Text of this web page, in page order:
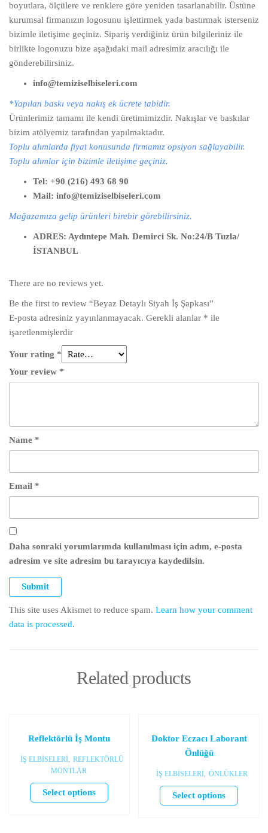
boyutlara, ölçülere ve renklere göre yeniden tasarlanabilir. Üstüne
kurumsal firmanızın logosunu işlettirmek yada bastırmak isterseniz
bizimle iletişime geçiniz. Sipariş verdiğiniz ürün bilgileriniz ile
birlikte logonuzu bize aşağıdaki mail adresimiz aracılığı ile
gönderebilirsiniz.
info@temiziselbiseleri.com
*Yapılan baskı veya nakış ek ücrete tabidir.
Ürünlerimiz tamamı ile kendi üretimimizdir. Nakışlar ve baskılar
bizim atölyemiz tarafından yapılmaktadır.
Toplu alımlarda fiyat konusunda firmamız opsiyon sağlayabilir.
Toplu alımlar için bizimle iletişime geçiniz.
Tel: +90 (216) 493 68 90
Mail: info@temiziselbiseleri.com
Mağazamıza gelip ürünleri birebir görebilirsiniz.
ADRES: Aydıntepe Mah. Demirci Sk. No:24/B Tuzla/
İSTANBUL
There are no reviews yet.
Be the first to review “Beyaz Detaylı Siyah İş Şapkası”
E-posta adresiniz yayınlanmayacak. Gerekli alanlar * ile
işaretlenmişlerdir
Your rating *
Your review *
Name *
Email *
Daha sonraki yorumlarımda kullanılması için adım, e-posta
adresim ve site adresim bu tarayıcıya kaydedilsin.
This site uses Akismet to reduce spam. Learn how your comment
data is processed.
Related products
Reflektörlü İş Montu
İŞ ELBİSELERİ, REFLEKTÖRLÜ
MONTLAR
Select options
Doktor Eczacı Laborant
Önlüğü
İŞ ELBİSELERİ, ÖNLÜKLER
Select options